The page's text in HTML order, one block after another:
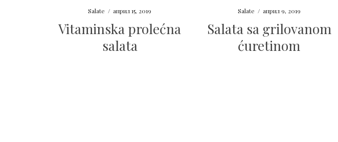
Salate / април 15, 2019
Vitaminska prolećna
salata
Salate / април 9, 2019
Salata sa grilovanom
ćuretinom